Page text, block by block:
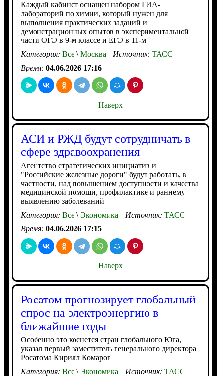
Каждый кабинет оснащен набором ГИА-
лабораторий по химии, который нужен для
выполнения практических заданий и
демонстрационных опытов в экспериментальной
части ОГЭ в 9-м классе и ЕГЭ в 11-м
Категория: Все\Москва Источник: ТАСС
Время: 04.06.2026 17:16
Наверх
АСИ и РЖД будут сотрудничать в
сфере здравоохранения
Агентство стратегических инициатив и
"Российские железные дороги" будут работать, в
частности, над повышением доступности и качества
медицинской помощи, профилактике и раннему
выявлению заболеваний
Категория: Все\Экономика Источник: ТАСС
Время: 04.06.2026 17:15
Наверх
Росатом прогнозирует глобальный
спрос на электроэнергию в
ближайшие годы
Особенно это коснется стран глобального Юга,
указал первый заместитель генерального директора
Росатома Кирилл Комаров
Категория: Все\Экономика Источник: ТАСС